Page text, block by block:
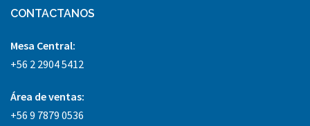
CONTACTANOS
Mesa Central:
+56 2 2904 5412
Área de ventas:
+56 9 7879 0536